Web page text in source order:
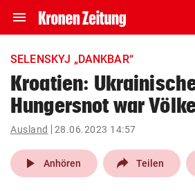
menu Navigation
ein-/ausklappen
account_circle Anmelden
pin_drop
Wien
SELENSKYJ „DANKBAR“
Kroatien:
Hungersnot war
Ausland 28.06.2023 14:57
play_arrow Anhören Teilen